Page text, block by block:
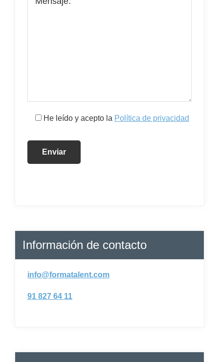
He leído y acepto la Política de privacidad
Información de contacto
info@formatalent.com
91 827 64 11